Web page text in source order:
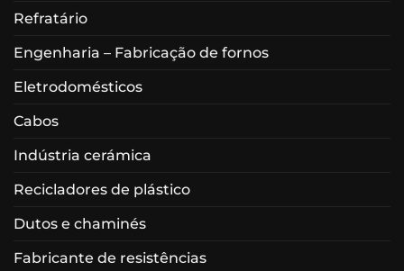
Refratário
Engenharia – Fabricação de fornos
Eletrodomésticos
Cabos
Indústria cerámica
Recicladores de plástico
Dutos e chaminés
Fabricante de resistências